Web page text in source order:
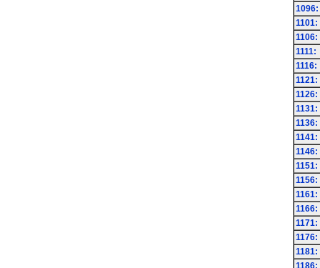
1096:
1101:
1106:
1111:
1116:
1121:
1126:
1131:
1136:
1141:
1146:
1151:
1156:
1161:
1166:
1171:
1176:
1181:
1186: